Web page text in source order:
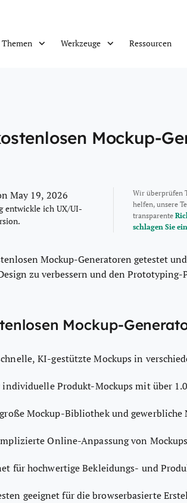
Themen Werkzeuge Ressourcen
Mockup-
May 19, 2026
entwickle ich UX/UI-
Wir überprüfen
helfen, unsere
transparente
schlagen Sie
Mockup-Generatoren getestet
zu verbessern und den Prototyping-
Mockup-
KI-gestützte Mockups in
individuelle Produkt-Mockups mit über
Mockup-Bibliothek und gewerbliche
Online-Anpassung von Mockups
für hochwertige Bekleidungs- und
geeignet für die browserbasierte